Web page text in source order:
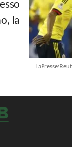
LaPresse/
la